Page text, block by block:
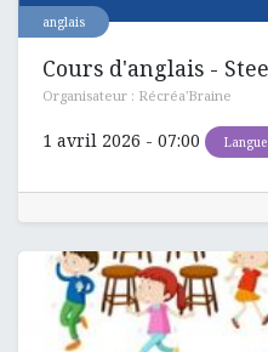
anglais
Cours d'anglais -
Organisateur : Récréa'Braine
1 avril 2026 - 07:00 Langue